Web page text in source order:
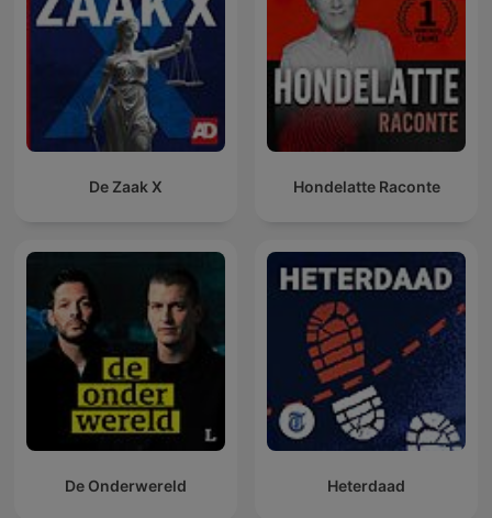
De Zaak X Hondelatte Raconte
De Onderwereld Heterdaad